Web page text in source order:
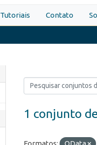
Tutoriais Contato
1 conjunto
Formatos: OData